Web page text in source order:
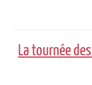
La tournée